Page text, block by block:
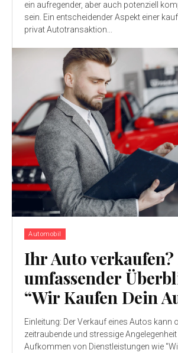
ein aufregender, aber auch potenziell
sein. Ein entscheidender Aspekt einer
privat Autotransaktion...
Automobil
Ihr Auto
umfassender
“Wir Kaufen Dein
Einleitung: Der Verkauf eines Autos kann
zeitraubende und stressige
Aufkommen von Dienstleistungen wie